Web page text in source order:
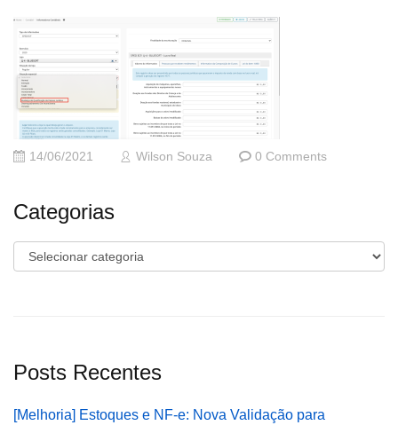
14/06/2021 Wilson Souza 0 Comments
Categorias
Categorias
Posts Recentes
[Melhoria] Estoques e NF-e: Nova Validação para